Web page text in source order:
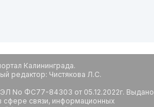
Калининграда.
редактор: Чистякова Л.С.
No ФС77-84303 от 05.12.2022г. Выдано
сфере связи, информационных